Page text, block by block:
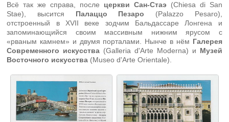
Всё так же справа, после церкви Сан-Стаэ (Chiesa di San
Stae), высится Палаццо Пезаро (Palazzo Pesaro),
отстроенный в XVII веке зодчим Бальдассаре Лонгена и
запоминающийся своим массивным нижним ярусом с
«рваным камнем» и двумя порталами. Нынче в нём Галерея
Современного искусства (Galleria d'Arte Moderna) и Музей
Восточного искусства (Museo d'Arte Orientale).